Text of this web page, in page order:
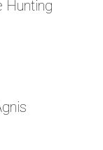
Hunting